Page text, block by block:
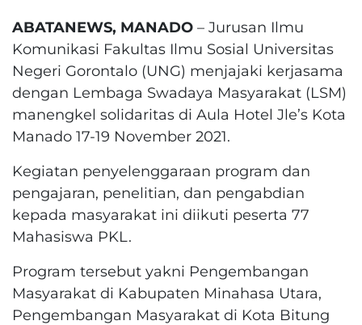
ABATANEWS, MANADO – Jurusan Ilmu
Komunikasi Fakultas Ilmu Sosial Universitas
Negeri Gorontalo (UNG) menjajaki kerjasama
dengan Lembaga Swadaya Masyarakat (LSM)
manengkel solidaritas di Aula Hotel Jle’s Kota
Manado 17-19 November 2021.
Kegiatan penyelenggaraan program dan
pengajaran, penelitian, dan pengabdian
kepada masyarakat ini diikuti peserta 77
Mahasiswa PKL.
Program tersebut yakni Pengembangan
Masyarakat di Kabupaten Minahasa Utara,
Pengembangan Masyarakat di Kota Bitung